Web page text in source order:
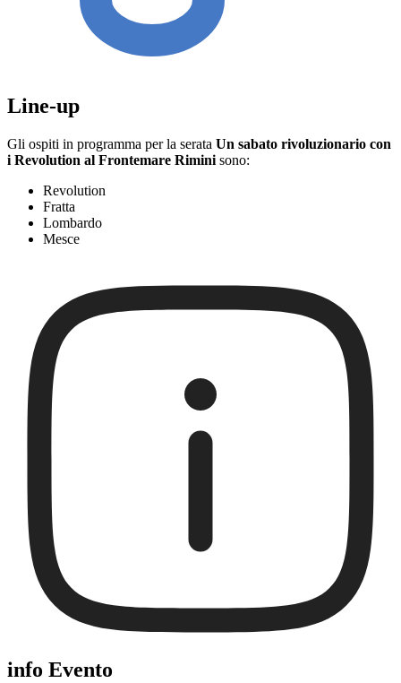
Line-up
Gli ospiti in programma per la serata Un sabato rivoluzionario con
i Revolution al Frontemare Rimini sono:
Revolution
Fratta
Lombardo
Mesce
info Evento